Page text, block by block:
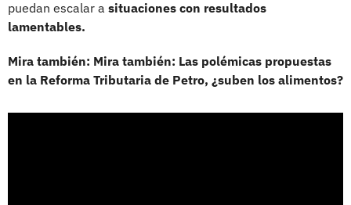
puedan escalar a situaciones con resultados
lamentables.
Mira también: Mira también: Las polémicas propuestas
en la Reforma Tributaria de Petro, ¿suben los alimentos?